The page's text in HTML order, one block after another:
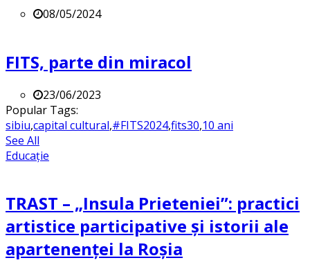
08/05/2024
FITS, parte din miracol
23/06/2023
Popular Tags:
sibiu,capital cultural,#FITS2024,fits30,10 ani
See All
Educație
TRAST – „Insula Prieteniei”: practici
artistice participative și istorii ale
apartenenței la Roșia